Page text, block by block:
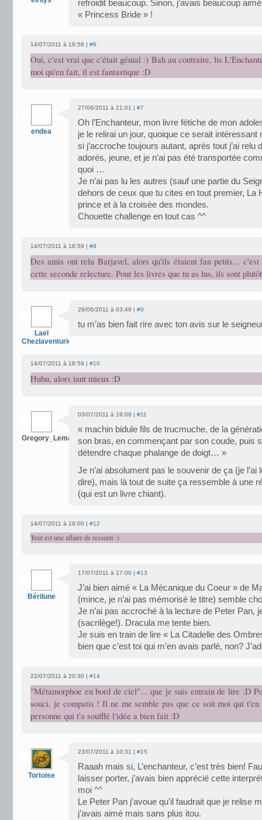
refroidit beaucoup. Sinon, j’avais beaucoup
« Princess Bride » !
14/07/2011 à 18:56 | #6
Oui, c'est vrai que c'était génial :) Bah au contraire, lis
moi qu'en fait, il est fantastique :D
endea
27/06/2011 à 21:01 | #7
Oh l’Enchanteur, mon livre fétiche de mon
je le relirai un jour, quoique ce serait
si j’accroche toujours autant, après tout j’ai relu
adorés, jeune, et je n’ai pas été transportée
quoi …
Je n’ai pas lu les autres (sauf une partie du
dehors de ceux que tu cites en tout premier, La
prince et à la croisée des mondes.
Chouette challenge en tout cas ^^
14/07/2011 à 18:59 | #8
Des amis ont relu Barjavel, alors qu'ils étaient fan petits... c'est
cette seconde relecture. Pour les livres que tu as lus, ils sont
Lael
Chezlaventurierdesreves
29/06/2011 à 03:49 | #9
tu m’as bien fait rire avec ton avis sur le
14/07/2011 à 18:59 | #10
Huhu, alors tant mieux :D
Gregory_Lemarchand
03/07/2011 à 19:09 | #11
« machin bidule fils de trucmuche, de la
son bras, en commençant par son coude, puis
détendre chaque phalange de doigt… »
Je n’ai absolument pas le souvenir de ça (je
dire), mais là tout de suite ça ressemble à une
(qui est un livre chiant).
14/07/2011 à 19:00 | #12
Tout est une affaire de ressenti :)
Bérilune
17/07/2011 à 17:00 | #13
J’ai bien aimé « La Mécanique du Coeur » de
(mince, je n’ai pas mémorisé le titre) semble
Je n’ai pas accroché à la lecture de Peter Pan,
(sacrilège!). Dracula me tente bien.
Je suis en train de lire « La Citadelle des
bien que c’est toi qui m’en avais parlé, non?
22/07/2011 à 20:30 | #14
"Métamorphoe en bord de ciel"... que je suis entrain de lire :D
souci, je compatis ! Il ne me semble pas que ce soit moi qui
personne qui t'a soufflé l'idée a bien fait :D
Tortoise
23/07/2011 à 10:31 | #15
Raaah mais si, L’enchanteur, c’est très bien!
laisser porter, j’avais bien apprécié cette
moi ^^
Le Peter Pan j’avoue qu’il faudrait que je relise
j’avais aimé mais sans plus itou.